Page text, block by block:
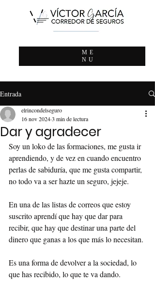
ME
NU
Entrada
Dar y agradecer
elrincondelseguro
16 nov 20243 min de lectura
Soy un loko de las formaciones, me gusta ir
aprendiendo, y de vez en cuando encuentro
perlas de sabiduría, que me gusta compartir,
no todo va a ser hazte un seguro, jejeje.
En una de las listas de correos que estoy
suscrito aprendí que hay que dar para
recibir, que hay que destinar una parte del
dinero que ganas a los que más lo necesitan.
Es una forma de devolver a la sociedad, lo
que has recibido, lo que te va dando.